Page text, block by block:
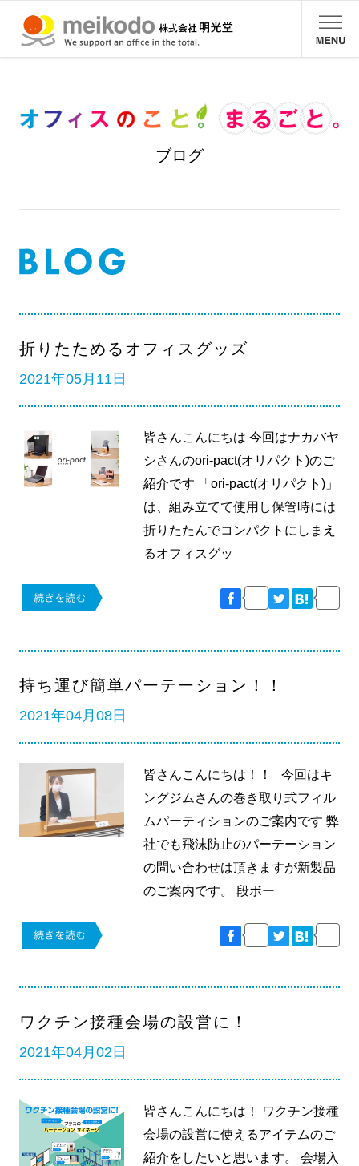
ブログ
折りたためるオフィスグッズ
2021年05月11日
皆さんこんにちは 今回はナカバヤ
シさんのori-pact(オリパクト)のご
紹介です 「ori-pact(オリパクト)」
は、組み立てて使用し保管時には
折りたたんでコンパクトにしまえ
るオフィスグッ
持ち運び簡単パーテーション！！
2021年04月08日
皆さんこんにちは！！ 今回はキ
ングジムさんの巻き取り式フィル
ムパーティションのご案内です 弊
社でも飛沫防止のパーテーション
の問い合わせは頂きますが新製品
のご案内です。 段ボー
ワクチン接種会場の設営に！
2021年04月02日
皆さんこんにちは！ ワクチン接種
会場の設営に使えるアイテムのご
紹介をしたいと思います。 会場入